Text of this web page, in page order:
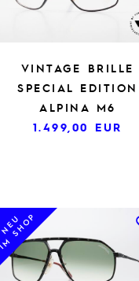
VINTAGE BRILLE
SPECIAL EDITION
ALPINA M6
1.499,00 EUR
NEU
IM SHOP